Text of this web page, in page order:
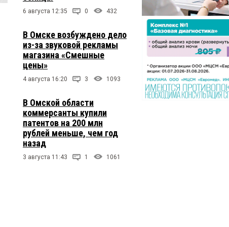
6 августа 12:35 0 432
В Омске возбуждено дело
из-за звуковой рекламы
магазина «Смешные
цены»
4 августа 16:20 3 1093
В Омской области
коммерсанты купили
патентов на 200 млн
рублей меньше, чем год
назад
3 августа 11:43 1 1061